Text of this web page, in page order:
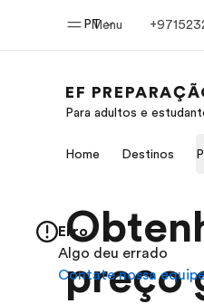
Menu
PT
Bem-vindo à
EF
Para adultos e
Home Destinos
preço
Erro
Algo deu errado
Contate nossa